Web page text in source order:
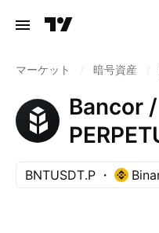
マーケット 暗号資産
Bancor
BNTUSDT.P